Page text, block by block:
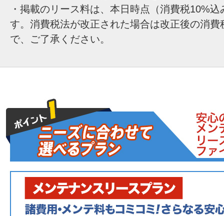
・掲載のリース料は、本日時点（消費税10%
す。消費税法が改正された場合は改正後の消費
で、ご了承ください。